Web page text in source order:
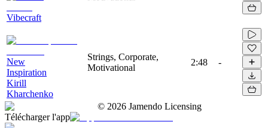
Vibecraft
New
Inspiration
Kirill
Kharchenko
Strings, Corporate,
Motivational
2:48 -
© 2026 Jamendo Licensing
Télécharger l'app